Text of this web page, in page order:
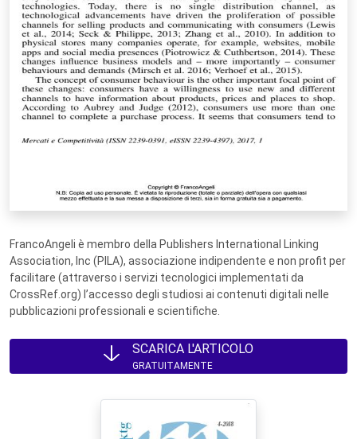
FrancoAngeli è membro della Publishers International Linking
Association, Inc (PILA), associazione indipendente e non profit per
facilitare (attraverso i servizi tecnologici implementati da
CrossRef.org) l’accesso degli studiosi ai contenuti digitali nelle
pubblicazioni professionali e scientifiche.
SCARICA L'ARTICOLO
GRATUITAMENTE